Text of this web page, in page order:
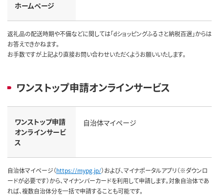
ホームページ
返礼品の配送時期や不備などに関しては「dショッピングふるさと納税百選」からは
お答えできかねます。
お手数ですが上記より直接お問い合わせいただくようお願いいたします。
ワンストップ申請オンラインサービス
ワンストップ申請
オンラインサービ
ス
自治体マイページ
自治体マイページ（https://mypg.jp/）および、マイナポータルアプリ（※ダウンロ
ードが必要です）から、マイナンバーカードを利用して申請します。対象自治体であ
れば、複数自治体分を一括で申請することも可能です。